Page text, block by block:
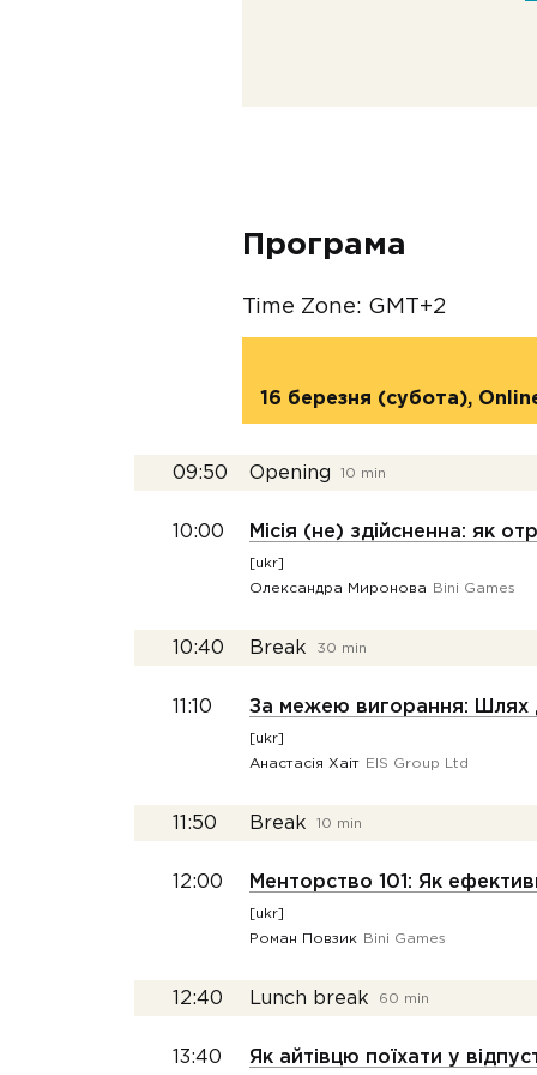
Програма
Time Zone: GMT+2
16 березня (субота),
09:50 Opening 10 min
10:00 Місія (не) здійсненна: як
[ukr]
Олександра Миронова
Bini Games
10:40 Break 30 min
11:10 За межею вигорання: Шлях
[ukr]
Анастасія Хаіт
EIS Group Ltd
11:50 Break 10 min
12:00 Менторство 101: Як
[ukr]
Роман Повзик
Bini Games
12:40 Lunch break 60 min
13:40 Як айтівцю поїхати у